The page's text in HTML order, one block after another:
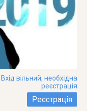
Вхід вільний, необхідна
реєстрація
Реєстрація